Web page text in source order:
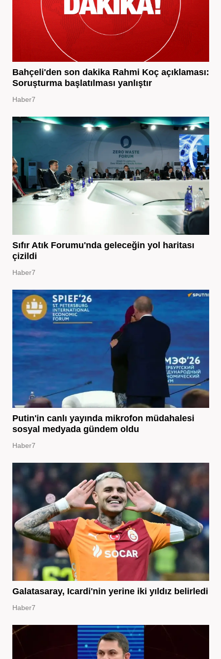
Bahçeli'den son dakika Rahmi Koç açıklaması:
Soruşturma başlatılması yanlıştır
Haber7
Sıfır Atık Forumu'nda geleceğin yol haritası
çizildi
Haber7
Putin'in canlı yayında mikrofon müdahalesi
sosyal medyada gündem oldu
Haber7
Galatasaray, Icardi'nin yerine iki yıldız belirledi
Haber7